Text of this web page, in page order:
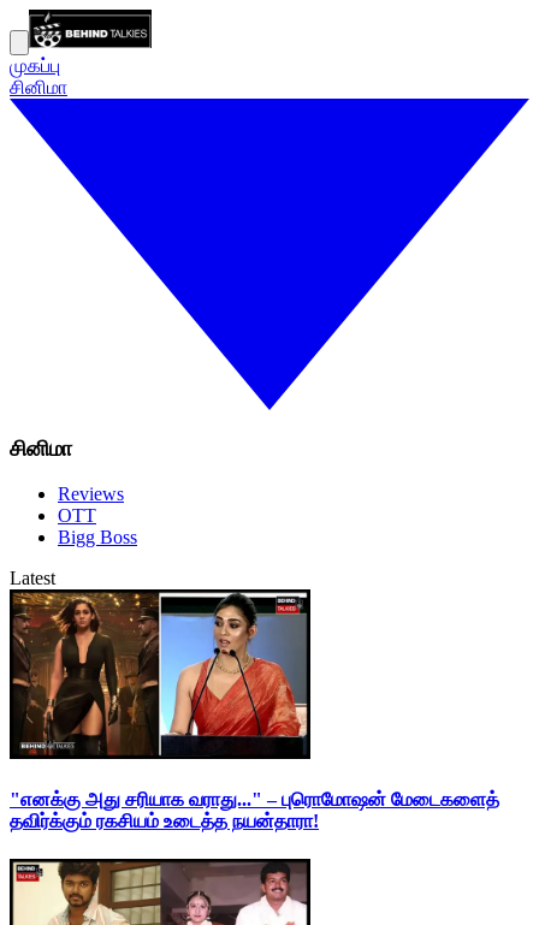
முகப்பு
சினிமா
சினிமா
Reviews
OTT
Bigg Boss
Latest
"எனக்கு அது சரியாக வராது..." – புரொமோஷன் மேடைகளைத்
தவிர்க்கும் ரகசியம் உடைத்த நயன்தாரா!